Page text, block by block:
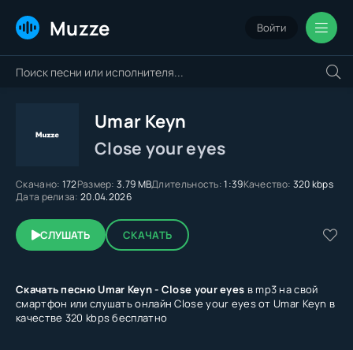
Muzze Войти
Umar Keyn
Close your eyes
Скачано: 172Размер: 3.79 MBДлительность:1:39Качество: 320 kbps
Дата релиза: 20.04.2026
СЛУШАТЬ СКАЧАТЬ
Скачать песню Umar Keyn - Close your eyes в mp3 на свой
смартфон или слушать онлайн Close your eyes от Umar Keyn в
качестве 320 kbps бесплатно